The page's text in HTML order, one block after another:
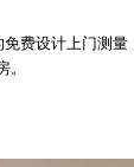
费设计上门测
。